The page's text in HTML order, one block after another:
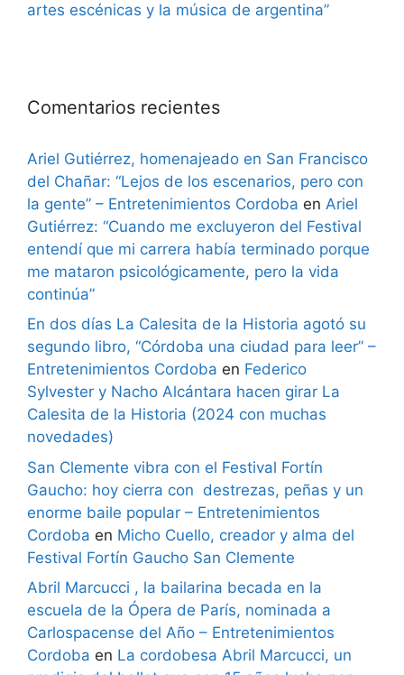
artes escénicas y la música de argentina”
Comentarios recientes
Ariel Gutiérrez, homenajeado en San Francisco
del Chañar: “Lejos de los escenarios, pero con
la gente” – Entretenimientos Cordoba en Ariel
Gutiérrez: “Cuando me excluyeron del Festival
entendí que mi carrera había terminado porque
me mataron psicológicamente, pero la vida
continúa”
En dos días La Calesita de la Historia agotó su
segundo libro, “Córdoba una ciudad para leer” –
Entretenimientos Cordoba en Federico
Sylvester y Nacho Alcántara hacen girar La
Calesita de la Historia (2024 con muchas
novedades)
San Clemente vibra con el Festival Fortín
Gaucho: hoy cierra con destrezas, peñas y un
enorme baile popular – Entretenimientos
Cordoba en Micho Cuello, creador y alma del
Festival Fortín Gaucho San Clemente
Abril Marcucci , la bailarina becada en la
escuela de la Ópera de París, nominada a
Carlospacense del Año – Entretenimientos
Cordoba en La cordobesa Abril Marcucci, un